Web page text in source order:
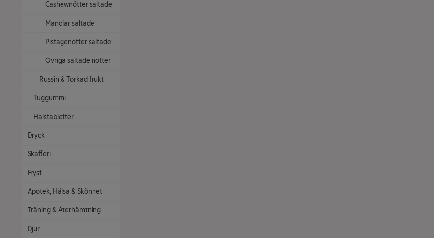
Cashewnötter saltade
Mandlar saltade
Pistagenötter saltade
Övriga saltade nötter
Russin & Torkad frukt
Tuggummi
Halstabletter
Dryck
Skafferi
Fryst
Apotek, Hälsa & Skönhet
Träning & Återhämtning
Djur